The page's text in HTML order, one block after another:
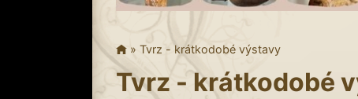
» Tvrz - krátkodobé výstavy
Tvrz - krátkodobé